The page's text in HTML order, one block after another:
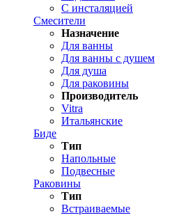
С инсталяцией
Смесители
Назначение
Для ванны
Для ванны с душем
Для душа
Для раковины
Производитель
Vitra
Итальянские
Биде
Тип
Напольные
Подвесные
Раковины
Тип
Встраиваемые